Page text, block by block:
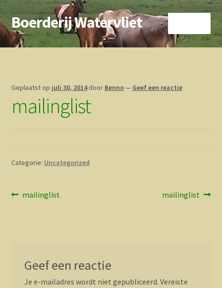
Ga
door
naar
Ga
direct
naar
Boerderij Watervliet
Home
Geplaatst op juli 30, 2014 door Benno— Geef een reactie
mailinglist
Categorie: Uncategorized
Bericht
Vorig
mailinglist
Volgend
mailinglist
Geef een reactie
Je e-mailadres wordt niet gepubliceerd. Vereiste